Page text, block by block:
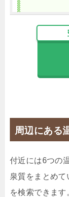
【選べるお
12,100円
13,200円
12,200円
周辺にある
付近には6つの
泉質をまとめ
を検索できます